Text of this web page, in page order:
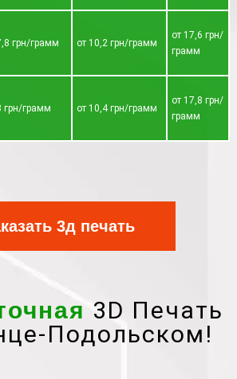
грн/грамм от 10,2 грн/грамм
от 17,6 грн/
грамм
грн/грамм от 10,4 грн/грамм
от 17,8 грн/
грамм
3д печать
3D Печать
Подольском!